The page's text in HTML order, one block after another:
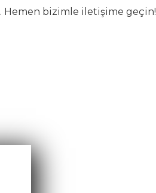
Hemen bizimle iletişime geçin!